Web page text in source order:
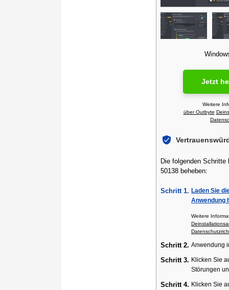
Jetzt
Weitere
über Outbyte
Die folgenden Schritte
50138 beheben:
Schritt 1. Laden Sie
Anwendung
Weitere
Schritt 2. Anwendung
Schritt 3. Klicken Sie
Störungen
Schritt 4. Klicken Sie